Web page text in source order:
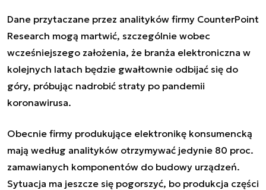
Dane przytaczane przez analityków firmy CounterPoint
Research mogą martwić, szczególnie wobec
wcześniejszego założenia, że branża elektroniczna w
kolejnych latach będzie gwałtownie odbijać się do
góry, próbując nadrobić straty po pandemii
koronawirusa.
Obecnie firmy produkujące elektronikę konsumencką
mają według analityków otrzymywać jedynie 80 proc.
zamawianych komponentów do budowy urządzeń.
Sytuacja ma jeszcze się pogorszyć, bo produkcja części